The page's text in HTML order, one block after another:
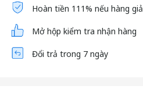
Hoàn tiền 111% nếu hàng giả
Mở hộp kiểm tra nhận hàng
Đổi trả trong 7 ngày